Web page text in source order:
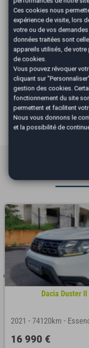
Les
Occasions
sélectionnées
vérifiées et
garanties
Dacia Duster
2021 - 74120km -
16 990 €
Ces cookies nous
expérience de visite, lors
votre ou de vos
données traitées sont
appareils utilisés, de
de cookies.
Vous pouvez révoquer
cliquant sur
gestion des cookies.
fonctionnement du site
permettent et facilitent
Nous vous donnons le
et la possibilité de